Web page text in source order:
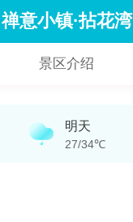
禅意小镇·拈花湾
景区介绍
明天
27/34℃